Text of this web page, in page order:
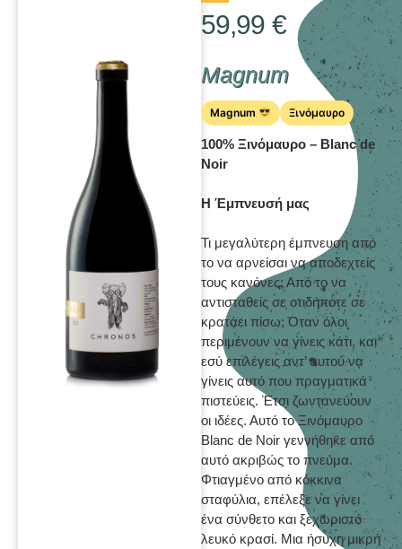
59,99 €
Magnum
Magnum Ξινόμαυρο
100% Ξινόμαυρο – Blanc de
Noir
Η Έμπνευσή μας
Τι μεγαλύτερη έμπνευση από
το να αρνείσαι να αποδεχτείς
τους κανόνες; Από το να
αντισταθείς σε οτιδήποτε σε
κρατάει πίσω; Όταν όλοι
περιμένουν να γίνεις κάτι, και
εσύ επιλέγεις αντ’ αυτού να
γίνεις αυτό που πραγματικά
πιστεύεις. Έτσι ζωντανεύουν
οι ιδέες. Αυτό το Ξινόμαυρο
Blanc de Noir γεννήθηκε από
αυτό ακριβώς το πνεύμα.
Φτιαγμένο από κόκκινα
σταφύλια, επέλεξε να γίνει
ένα σύνθετο και ξεχωριστό
λευκό κρασί. Μια ήσυχη μικρή